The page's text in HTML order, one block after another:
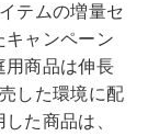
テムの増量セ
キャンペーン
用商品は伸長
した環境に配
た商品は、